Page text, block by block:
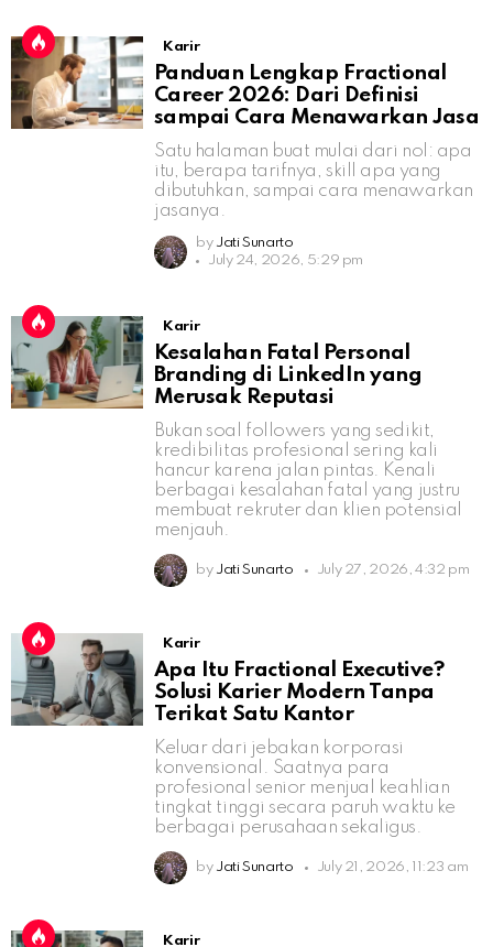
Karir
Panduan Lengkap Fractional
Career 2026: Dari Definisi
sampai Cara Menawarkan Jasa
Satu halaman buat mulai dari nol: apa
itu, berapa tarifnya, skill apa yang
dibutuhkan, sampai cara menawarkan
jasanya.
by Jati Sunarto
July 24, 2026, 5:29 pm
Karir
Kesalahan Fatal Personal
Branding di LinkedIn yang
Merusak Reputasi
Bukan soal followers yang sedikit,
kredibilitas profesional sering kali
hancur karena jalan pintas. Kenali
berbagai kesalahan fatal yang justru
membuat rekruter dan klien potensial
menjauh.
by Jati Sunarto July 27, 2026, 4:32 pm
Karir
Apa Itu Fractional Executive?
Solusi Karier Modern Tanpa
Terikat Satu Kantor
Keluar dari jebakan korporasi
konvensional. Saatnya para
profesional senior menjual keahlian
tingkat tinggi secara paruh waktu ke
berbagai perusahaan sekaligus.
by Jati Sunarto July 21, 2026, 11:23 am
Karir